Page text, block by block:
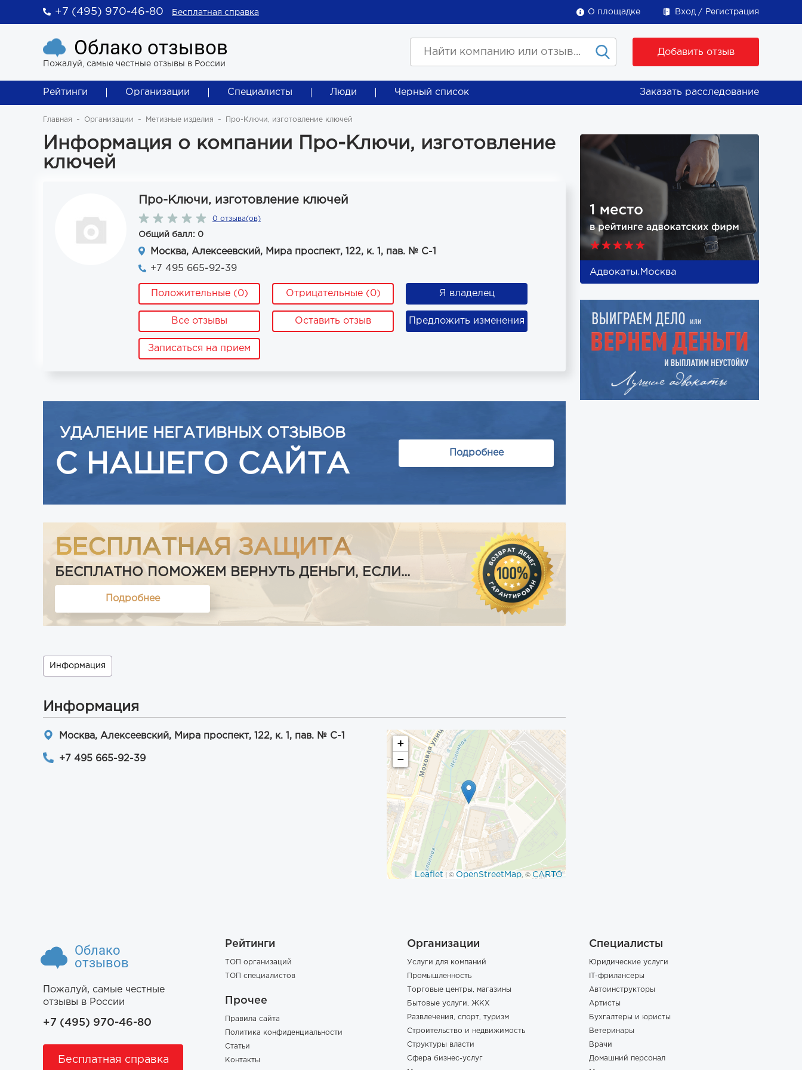
+7 (495) 970-46-80 Бесплатная справка О площадке Вход Регистрация
Облако отзывов
Пожалуй, самые честные отзывы в России
Добавить отзыв
Рейтинги Организации Специалисты Люди Черный список Заказать расследование
Главная Организации Метизные изделия Про-Ключи, изготовление ключей
Информация о компании Про-Ключи, изготовление
ключей
Про-Ключи, изготовление ключей
0 отзыва(ов)
Общий балл: 0
Москва, Алексеевский, Мира проспект, 122, к. 1, пав. № С-1
+7 495 665-92-39
Положительные (0) Отрицательные (0) Я владелец
Все отзывы Оставить отзыв Предложить изменения
Записаться на прием
УДАЛЕНИЕ НЕГАТИВНЫХ ОТЗЫВОВ
С НАШЕГО САЙТА Подробнее
БЕСПЛАТНАЯ ЗАЩИТА
БЕСПЛАТНО ПОМОЖЕМ ВЕРНУТЬ ДЕНЬГИ, ЕСЛИ...
Подробнее
Информация
Информация
Москва, Алексеевский, Мира проспект, 122, к. 1, пав. № С-1
+7 495 665-92-39
+
−
Leaflet | © OpenStreetMap, © CARTO
Облако
отзывов
Пожалуй, самые честные
отзывы в России
+7 (495) 970-46-80
Бесплатная справка
Рейтинги
ТОП организаций
ТОП специалистов
Прочее
Правила сайта
Политика конфиденциальности
Статьи
Контакты
Организации
Услуги для компаний
Промышленность
Торговые центры, магазины
Бытовые услуги, ЖКХ
Развлечения, спорт, туризм
Строительство и недвижимость
Структуры власти
Сфера бизнес-услуг
Специалисты
Юридические услуги
IT-фрилансеры
Автоинструкторы
Артисты
Бухгалтеры и юристы
Ветеринары
Врачи
Домашний персонал